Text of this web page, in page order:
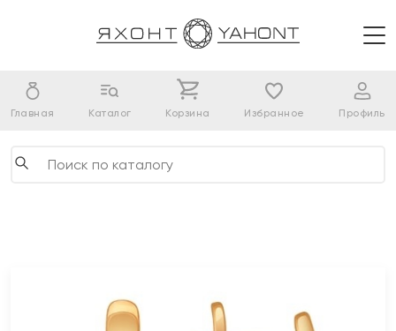
Главная Каталог Корзина Избранное Профиль